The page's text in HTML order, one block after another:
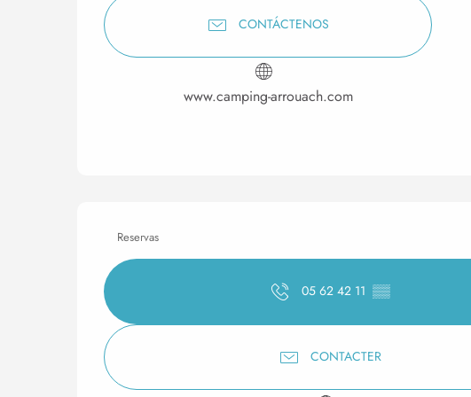
CONTÁCTENOS
www.camping-arrouach.com
Reservas
05 62 42 11 ▒▒
CONTACTER